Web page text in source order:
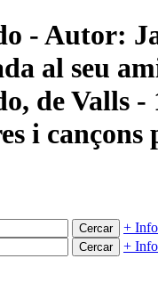
- Autor:
al seu
de Valls -
i cançons
Cercar + Info
Cercar + Info